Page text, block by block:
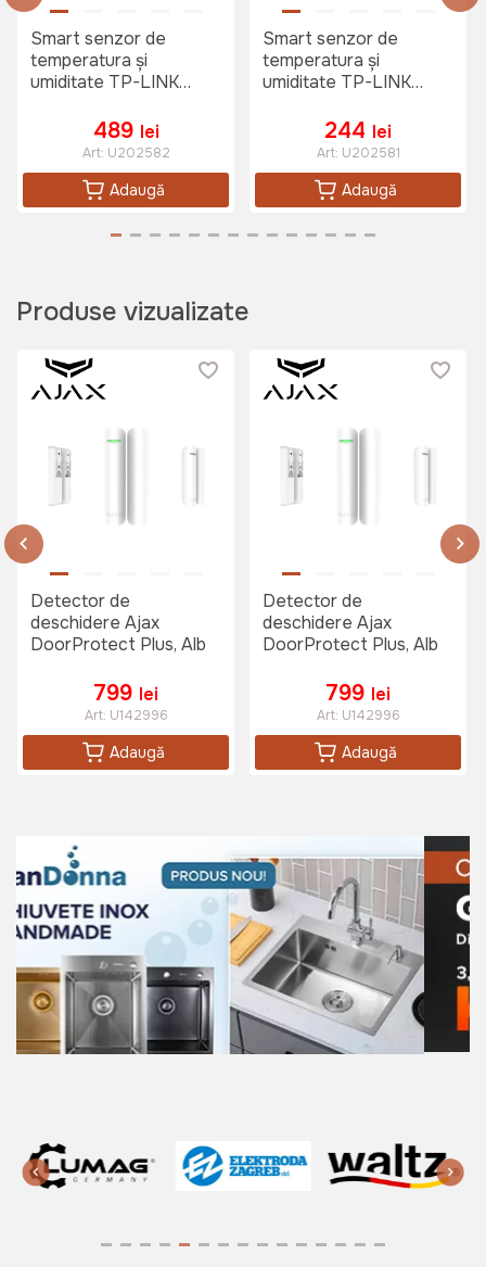
Smart senzor de
temperatura și
umiditate TP-LINK
489 lei
Art: U202582
Adaugă
Smart senzor de
temperatura și
umiditate TP-LINK
244 lei
Art: U202581
Adaugă
Produse vizualizate
Detector de
deschidere Ajax
DoorProtect Plus, Alb
799 lei
Art: U142996
Adaugă
Detector de
deschidere Ajax
DoorProtect Plus, Alb
799 lei
Art: U142996
Adaugă